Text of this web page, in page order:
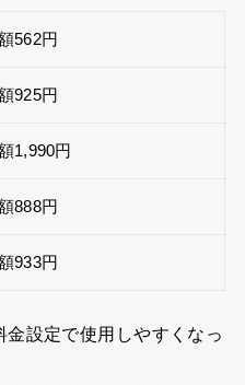
562円
925円
1,990円
888円
933円
設定で使用しやすくなっ